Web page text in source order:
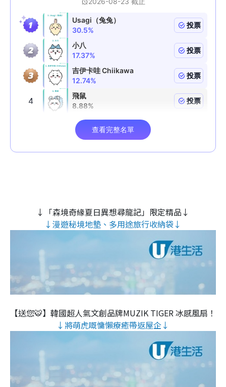
↓「森境奇緣夏日異想尋龍記」限定精品↓
↓漫遊秘境地墊、多用途旅行收納袋↓
【送您🐯】韓國超人氣文創品牌MUZIK TIGER 冰感風扇！
↓將萌虎嘅慵懶療癒帶返屋企↓